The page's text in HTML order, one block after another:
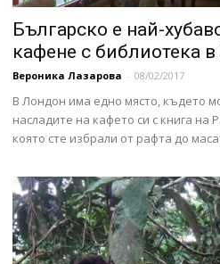
Българско е най-
кафене с библиотека
Вероника Лазарова - 08/02/2017
В Лондон има едно място, където
насладите на кафето си с книга на
която сте избрали от рафта до